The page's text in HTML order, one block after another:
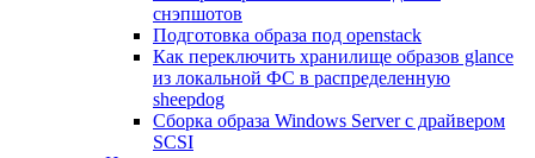
снэпшотов
Подготовка образа под openstack
Как переключить хранилище образов glance
из локальной ФС в распределенную
sheepdog
Сборка образа Windows Server с драйвером
SCSI